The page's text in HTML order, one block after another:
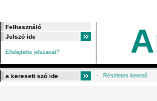
Elfelejtette jelszavát?
Részletes kereső